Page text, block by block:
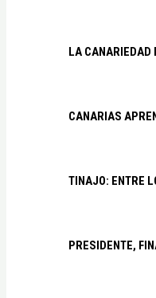
LA CANARIEDAD
CANARIAS
TINAJO: ENTRE
PRESIDENTE,